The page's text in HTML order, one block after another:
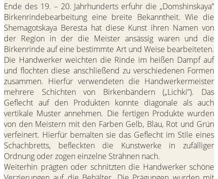
Ende des 19. – 20. Jahrhunderts erfuhr die „Domshinskaya”
Birkenrindebearbeitung eine breite Bekanntheit. Wie die
Shemagotskaya Beresta hat diese Kunst ihren Namen von
der Region in der die Meister ansässig waren und die
Birkenrinde auf eine bestimmte Art und Weise bearbeiteten.
Die Handwerker weichten die Rinde im heißen Dampf auf
und flochten diese anschließend zu verschiedenen Formen
zusammen. Hierfür verwendeten die Handwerkermeister
mehrere Schichten von Birkenbändern („Lichki”). Das
Geflecht auf den Produkten konnte diagonale als auch
vertikale Muster annehmen. Die fertigen Produkte wurden
von den Meistern mit den Farben Gelb, Blau, Rot und Grün
verfeinert. Hierfür bemalten sie das Geflecht im Stile eines
Schachbretts, befleckten die Kunstwerke in zufälliger
Ordnung oder zogen einzelne Strähnen nach.
Weiterhin prägten oder schnitzten die Handwerker schöne